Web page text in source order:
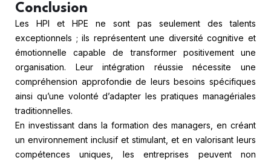
Conclusion
Les HPI et HPE ne sont pas seulement des talents
exceptionnels ; ils représentent une diversité cognitive et
émotionnelle capable de transformer positivement une
organisation. Leur intégration réussie nécessite une
compréhension approfondie de leurs besoins spécifiques
ainsi qu’une volonté d’adapter les pratiques managériales
traditionnelles.
En investissant dans la formation des managers, en créant
un environnement inclusif et stimulant, et en valorisant leurs
compétences uniques, les entreprises peuvent non